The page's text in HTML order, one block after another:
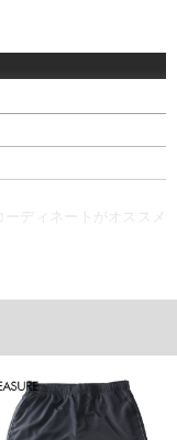
ディネートがオススメ